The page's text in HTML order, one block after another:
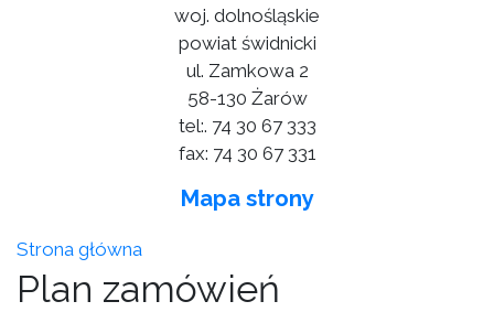
woj. dolnośląskie
powiat świdnicki
ul. Zamkowa 2
58-130 Żarów
tel:. 74 30 67 333
fax: 74 30 67 331
Mapa strony
Strona główna
Plan zamówień